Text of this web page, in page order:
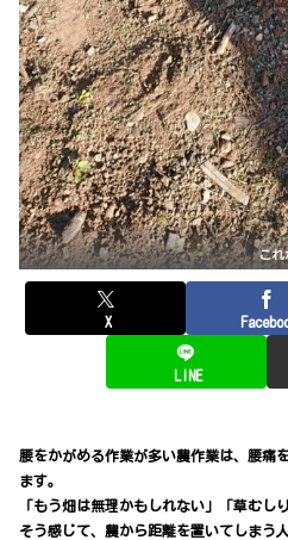
これ
X
LINE
腰をかがめる作業が多い農作業は、腰痛
ます。
「もう畑は無理かもしれない」「草むし
そう感じて、農から距離を置いてしまう